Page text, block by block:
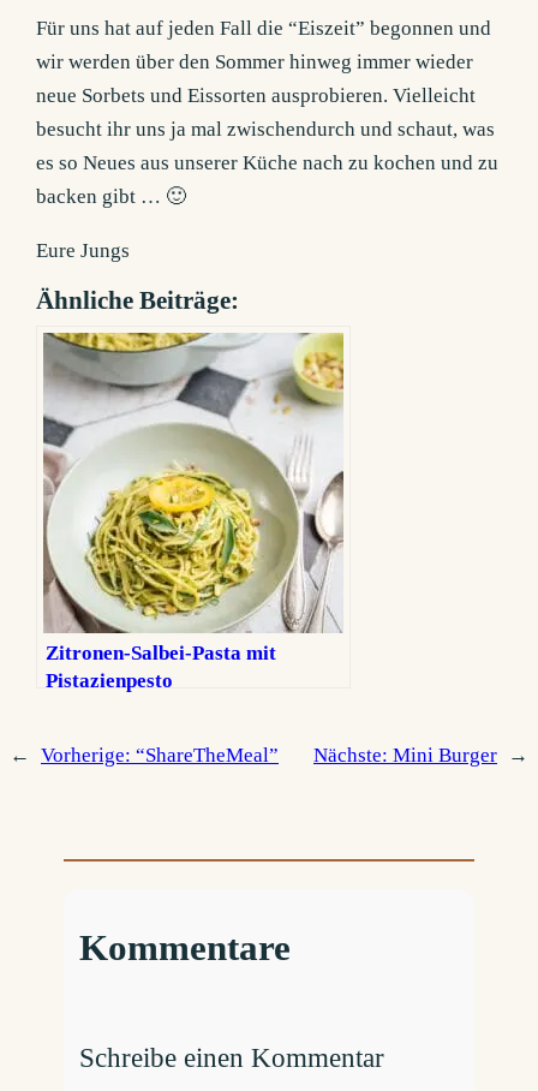
Für uns hat auf jeden Fall die “Eiszeit” begonnen und
wir werden über den Sommer hinweg immer wieder
neue Sorbets und Eissorten ausprobieren. Vielleicht
besucht ihr uns ja mal zwischendurch und schaut, was
es so Neues aus unserer Küche nach zu kochen und zu
backen gibt … 🙂
Eure Jungs
Ähnliche Beiträge:
Zitronen-Salbei-Pasta mit
Pistazienpesto
← Vorherige: “ShareTheMeal” Nächste: Mini Burger →
Kommentare
Schreibe einen Kommentar